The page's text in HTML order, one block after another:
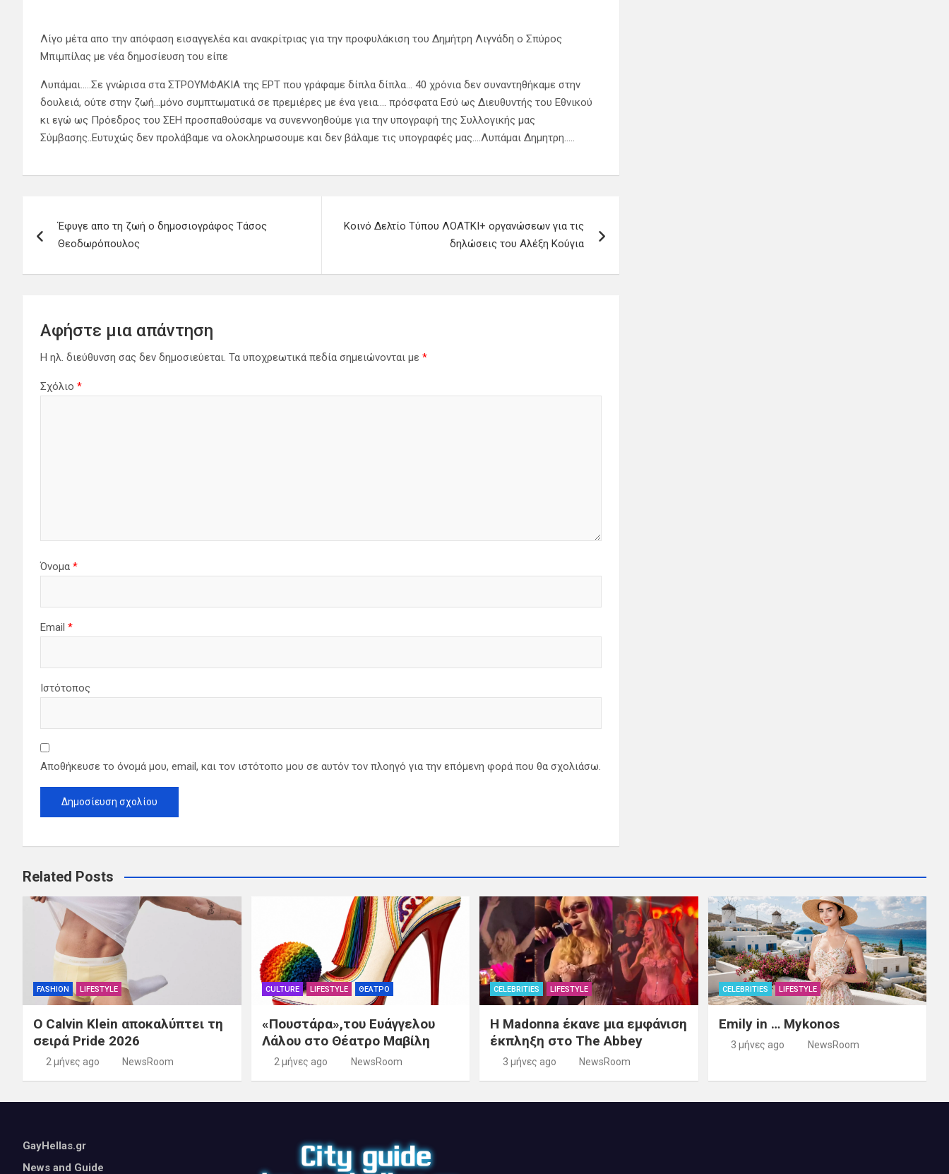
Λίγο μέτα απο την απόφαση εισαγγελέα και ανακρίτριας για την προφυλάκιση του Δημήτρη Λιγνάδη ο Σπύρος
Μπιμπίλας με νέα δημοσίευση του είπε
Λυπάμαι…..Σε γνώρισα στα ΣΤΡΟΥΜΦΑΚΙΑ της ΕΡΤ που γράφαμε δίπλα δίπλα… 40 χρόνια δεν συναντηθήκαμε στην
δουλειά, ούτε στην ζωή…μόνο συμπτωματικά σε πρεμιέρες με ένα γεια…. πρόσφατα Εσύ ως Διευθυντής του Εθνικού
κι εγώ ως Πρόεδρος του ΣΕΗ προσπαθούσαμε να συνεννοηθούμε για την υπογραφή της Συλλογικής μας
Σύμβασης..Ευτυχώς δεν προλάβαμε να ολοκληρωσουμε και δεν βάλαμε τις υπογραφές μας….Λυπάμαι Δημητρη…..
άρθρων
Έφυγε απο τη ζωή ο δημοσιογράφος Τάσος
Θεοδωρόπουλος
Κοινό Δελτίο Τύπου ΛΟΑΤΚΙ+ οργανώσεων για τις
δηλώσεις του Αλέξη Κούγια
Αφήστε μια απάντηση
Η ηλ. διεύθυνση σας δεν δημοσιεύεται. Τα υποχρεωτικά πεδία σημειώνονται με *
Σχόλιο *
Όνομα *
Email *
Ιστότοπος
Αποθήκευσε το όνομά μου, email, και τον ιστότοπο μου σε αυτόν τον πλοηγό για την επόμενη φορά που θα σχολιάσω.
Related Posts
FASHION LIFESTYLE
Ο Calvin Klein αποκαλύπτει τη
σειρά Pride 2026
2 μήνες ago NewsRoom
CULTURE LIFESTYLE ΘΕΑΤΡΟ
«Πουστάρα»,του Ευάγγελου
Λάλου στο Θέατρο Μαβίλη
2 μήνες ago NewsRoom
CELEBRITIES LIFESTYLE
Η Madonna έκανε μια εμφάνιση
έκπληξη στο The Abbey
3 μήνες ago NewsRoom
CELEBRITIES LIFESTYLE
Emily in … Mykonos
3 μήνες ago NewsRoom
GayHellas.gr
News and Guide